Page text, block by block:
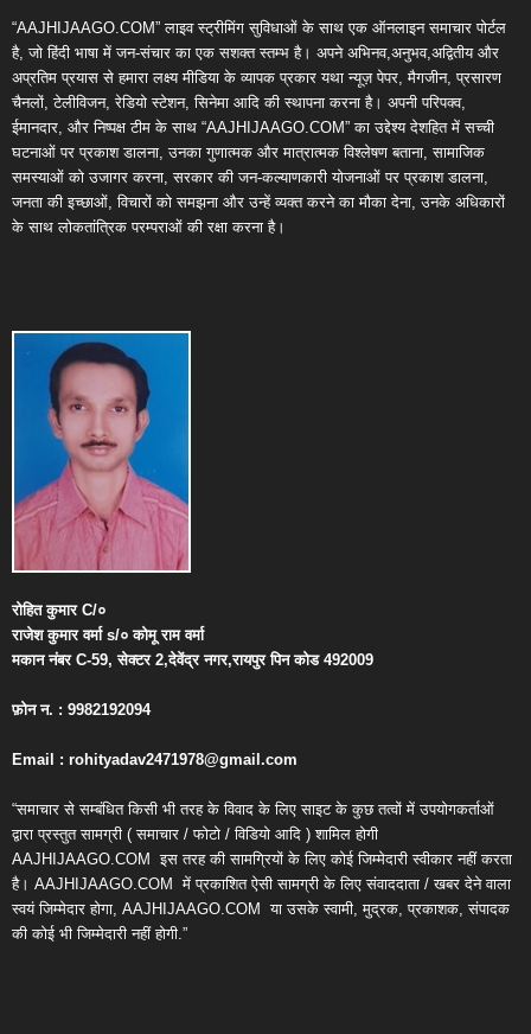
“AAJHIJAAGO.COM” लाइव स्ट्रीमिंग सुविधाओं के साथ एक ऑनलाइन समाचार पोर्टल
है, जो हिंदी भाषा में जन-संचार का एक सशक्त स्तम्भ है। अपने अभिनव,अनुभव,अद्वितीय और
अप्रतिम प्रयास से हमारा लक्ष्य मीडिया के व्यापक प्रकार यथा न्यूज़ पेपर, मैगजीन, प्रसारण
चैनलों, टेलीविजन, रेडियो स्टेशन, सिनेमा आदि की स्थापना करना है। अपनी परिपक्व,
ईमानदार, और निष्पक्ष टीम के साथ “AAJHIJAAGO.COM” का उद्देश्य देशहित में सच्ची
घटनाओं पर प्रकाश डालना, उनका गुणात्मक और मात्रात्मक विश्लेषण बताना, सामाजिक
समस्याओं को उजागर करना, सरकार की जन-कल्याणकारी योजनाओं पर प्रकाश डालना,
जनता की इच्छाओं, विचारों को समझना और उन्हें व्यक्त करने का मौका देना, उनके अधिकारों
के साथ लोकतांत्रिक परम्पराओं की रक्षा करना है।
रोहित कुमारC/०
राजेश कुमार वर्माs/० कोमू राम वर्मा
मकान नंबरC-59,सेक्टर2,देवेंद्र नगर,रायपुर पिन कोड492009
फ़ोन न. : 9982192094
Email : rohityadav2471978@gmail.com
“समाचार से सम्बंधित किसी भी तरह के विवाद के लिए साइट के कुछ तत्वों में उपयोगकर्ताओं
द्वारा प्रस्तुत सामग्री ( समाचार / फोटो / विडियो आदि ) शामिल होगी
AAJHIJAAGO.COM इस तरह की सामग्रियों के लिए कोई जिम्मेदारी स्वीकार नहीं करता
है। AAJHIJAAGO.COM में प्रकाशित ऐसी सामग्री के लिए संवाददाता / खबर देने वाला
स्वयं जिम्मेदार होगा, AAJHIJAAGO.COM या उसके स्वामी, मुद्रक, प्रकाशक, संपादक
की कोई भी जिम्मेदारी नहीं होगी.”